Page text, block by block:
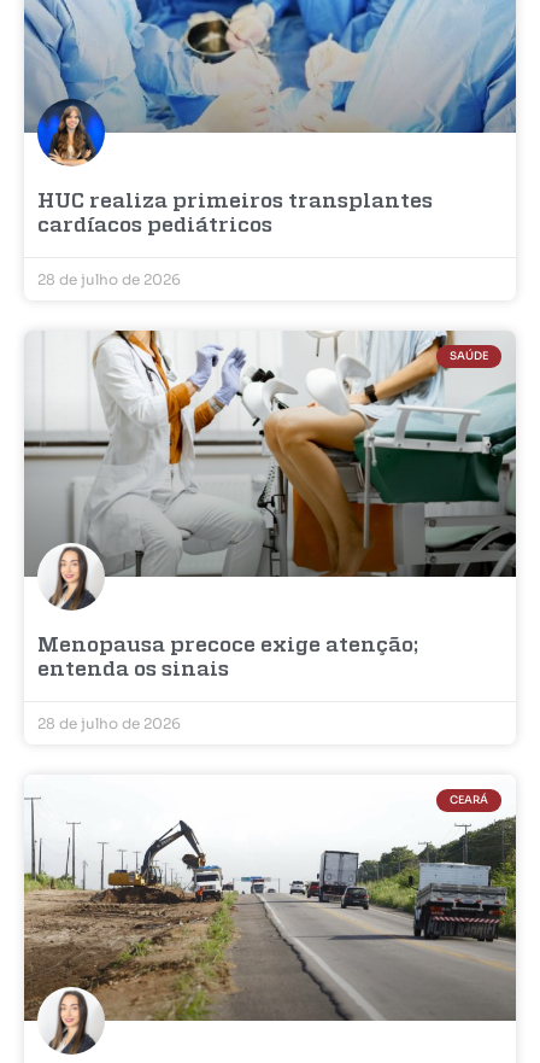
HUC realiza primeiros transplantes
cardíacos pediátricos
28 de julho de 2026
SAÚDE
Menopausa precoce exige atenção;
entenda os sinais
28 de julho de 2026
CEARÁ